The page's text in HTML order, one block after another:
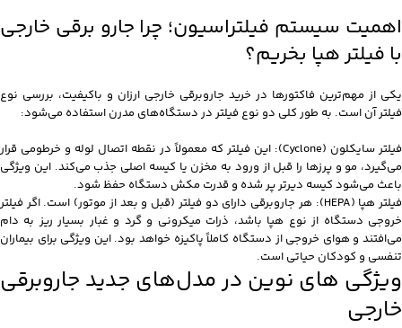
اهمیت سیستم فیلتراسیون؛ چرا جارو برقی خارجی
با فیلتر هپا بخریم؟
یکی از مهم‌ترین فاکتورها در خرید جاروبرقی خارجی ارزان و باکیفیت، بررسی نوع
فیلتر آن است. به طور کلی دو نوع فیلتر در دستگاه‌های مدرن استفاده می‌شود:
فیلتر سایکلون (Cyclone): این فیلتر که معمولاً در نقطه اتصال لوله و خرطومی قرار
می‌گیرد، مو و پرزها را قبل از ورود به مخزن یا کیسه اصلی جذب می‌کند. این ویژگی
باعث می‌شود کیسه دیرتر پر شده و قدرت مکش دستگاه حفظ شود.
فیلتر هپا (HEPA): هر جاروبرقی دارای دو فیلتر (قبل و بعد از موتور) است. اگر فیلتر
خروجی دستگاه از نوع هپا باشد، ذرات میکرونی و گرد و غبار بسیار ریز به دام
می‌افتند و هوای خروجی از دستگاه کاملاً پاکیزه خواهد بود. این ویژگی برای بیماران
تنفسی و کودکان حیاتی است.
ویژگی های نوین در مدل‌های جدید جاروبرقی
خارجی